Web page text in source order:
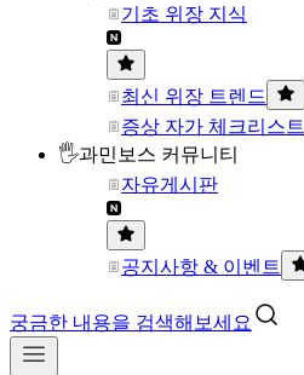
기초 위장 지식
최신 위장 트렌드
증상 자가 체크리스트
🖐과민보스 커뮤니티
자유게시판
공지사항 & 이벤트
궁금한 내용을 검색해보세요